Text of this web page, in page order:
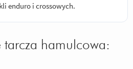
enduro i crossowych.
tarcza hamulcowa: